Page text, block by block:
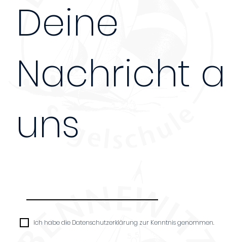
Ich habe die Datenschutzerklärung zur Kenntnis genommen.
Deine
Nachricht
uns